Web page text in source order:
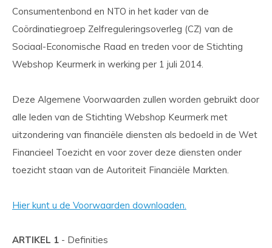
Consumentenbond en NTO in het kader van de
Coördinatiegroep Zelfreguleringsoverleg (CZ) van de
Sociaal-Economische Raad en treden voor de Stichting
Webshop Keurmerk in werking per 1 juli 2014.
Deze Algemene Voorwaarden zullen worden gebruikt door
alle leden van de Stichting Webshop Keurmerk met
uitzondering van financiële diensten als bedoeld in de Wet
Financieel Toezicht en voor zover deze diensten onder
toezicht staan van de Autoriteit Financiële Markten.
Hier kunt u de Voorwaarden downloaden.
ARTIKEL 1 - Definities